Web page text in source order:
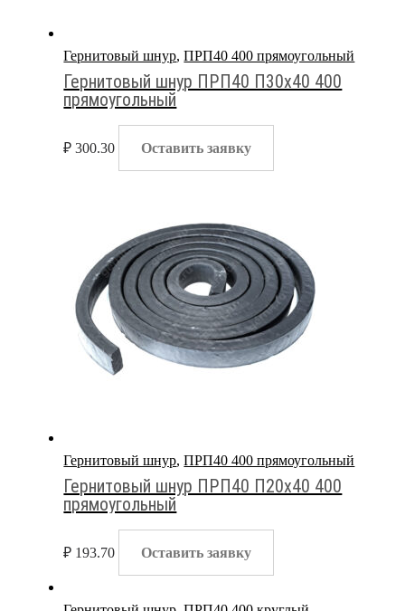
Гернитовый шнур,ПРП40 400 прямоугольный
Гернитовый шнур ПРП40 П30х40 400
прямоугольный
₽ 300.30 Оставить заявку
Гернитовый шнур,ПРП40 400 прямоугольный
Гернитовый шнур ПРП40 П20х40 400
прямоугольный
₽ 193.70 Оставить заявку